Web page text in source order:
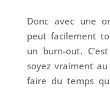
Donc avec une
peut facilement
un burn-out.
soyez vraiment
faire du temps